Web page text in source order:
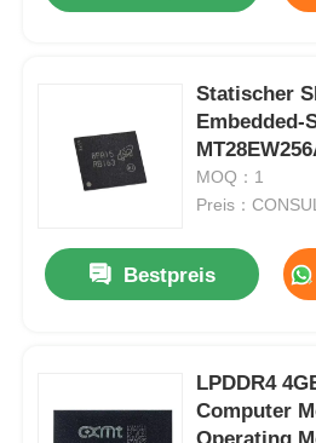
Qualitätskontrolle
Nachrichten
FPGA-Feldprogrammierbares
Statischer
Embedded-
MOQ：1
Preis：
Bestpreis
LPDDR4
Computer
Operating